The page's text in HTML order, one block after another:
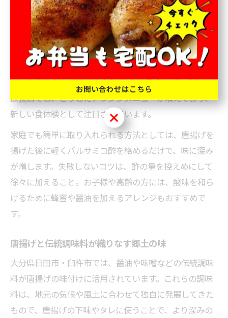
引き立てつつ、飽きのこない食事が実現します。
さらに、バルサミコ酢を使ったソースやドレッシングを
添えることで、従来の唐揚げとは一味違った味わいが生
まれます。酸味とコクが加わることで、脂っこさが抑え
られ、後味がすっきりと仕上がるのが特徴です。地元の
飲食店でも、こうしたアレンジメニューが増えており、
新しい食体験として注目されています。
家庭でも簡単に取り入れられる方法としては、唐揚げを
揚げた後に軽くバルサミコ酢を絡めるだけで、味に深み
が増します。失敗しないコツは、酢の量を控えめにして
徐々に加えること。お子様や高齢の方には、酸味を和ら
げるために蜂蜜や醤油を加えるアレンジもおすすめで
す。
唐揚げと伝統調味料が織りなす郷土の味
大分県日田市・臼杵市では、醤油や味噌などの伝統調味
料が唐揚げの味付けに活用されています。これらの調味
料は、地元の気候や風土に合わせて独自に発展してきた
もので、唐揚げの下味やタレに使うことで、より深みの
お問い合わせはこちら
お問い合わせはこちら